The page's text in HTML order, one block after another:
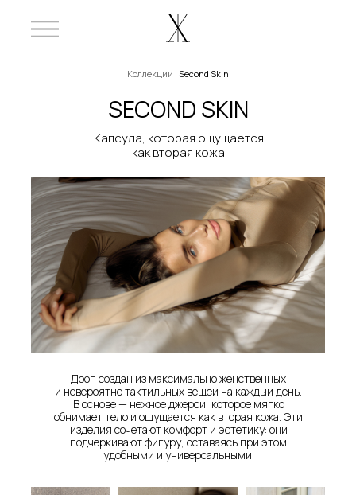
АТЕЛЬЕ
ДОСТАВКА И ОПЛАТА КОНТАКТЫ
КОЛЛЕКЦИИ
КАТАЛОГ
Коллекции | Second Skin
Дроп создан из максимально женственных
и невероятно тактильных вещей на каждый день.
В основе — нежное джерси, которое мягко
обнимает тело и ощущается как вторая кожа. Эти
изделия сочетают комфорт и эстетику: они
подчеркивают фигуру, оставаясь при этом
удобными и универсальными.
Капсула, которая ощущается
как вторая кожа
SECOND SKIN